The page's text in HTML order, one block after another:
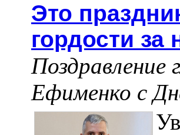
Это
гордости
Ефименко с